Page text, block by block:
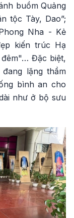
buồm Quảng
tộc Tày, Dao”;
Nha - Kẻ
kiến trúc Hạ
Đặc biệt,
lặng thầm
bình an cho
như ở bộ sưu